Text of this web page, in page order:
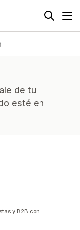
de tu
esté en
y B2B con